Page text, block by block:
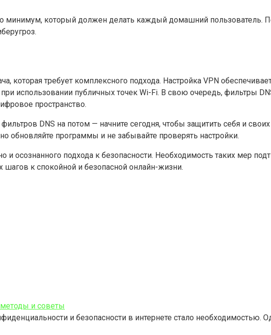
минимум, который должен делать каждый домашний пользователь.
которая требует комплексного подхода. Настройка VPN
использовании публичных точек Wi-Fi. В свою очередь, фильтры
пространство.
DNS на потом — начните сегодня, чтобы защитить себя и
обновляйте программы и не забывайте проверять настройки.
и осознанного подхода к безопасности. Необходимость таких мер
к спокойной и безопасной онлайн-жизни.
и советы
и безопасности в интернете стало необходимостью.